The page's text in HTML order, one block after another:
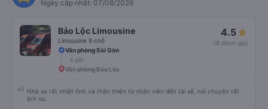
Ngày cập nhật: 07/08/2026
Bảo Lộc Limousine
Limousine 9 chỗ
4.5
(8 đánh giá)
Văn phòng Sài Gòn
4 giờ
Văn phòng Bảo Lộc
Nhà xe rất nhiệt tình và thân thiện từ nhân viên đến tài xế, nói chuyện rất
lịch sự.